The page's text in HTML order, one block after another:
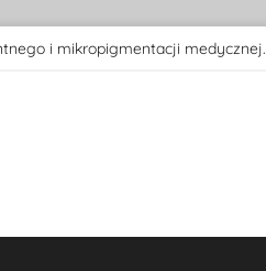
i mikropigmentacji medycznej.